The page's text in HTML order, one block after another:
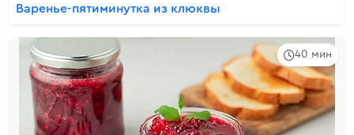
Варенье-пятиминутка из клюквы
40 мин